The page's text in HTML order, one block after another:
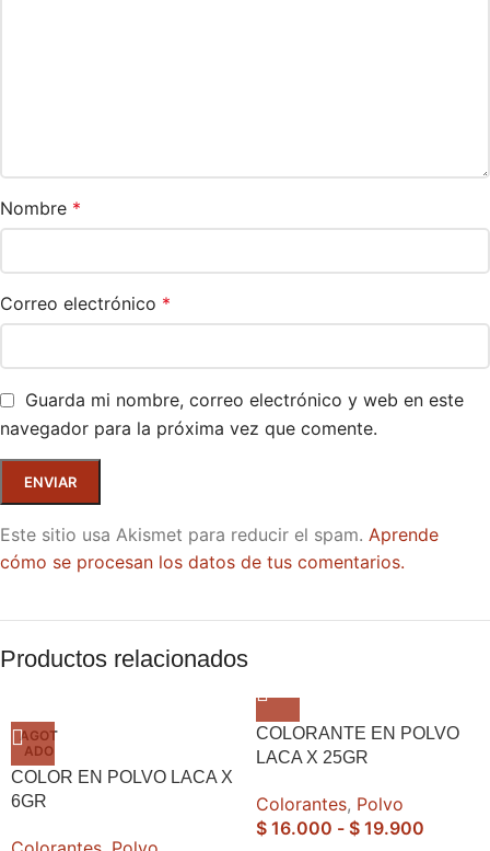
Nombre *
Correo electrónico *
Guarda mi nombre, correo electrónico y web en este
navegador para la próxima vez que comente.
Este sitio usa Akismet para reducir el spam. Aprende
cómo se procesan los datos de tus comentarios.
Productos relacionados
AGOT
ADO
COLOR EN POLVO LACA X
6GR
COLORANTE EN POLVO
LACA X 25GR
Colorantes, Polvo
$ 16.000 - $ 19.900